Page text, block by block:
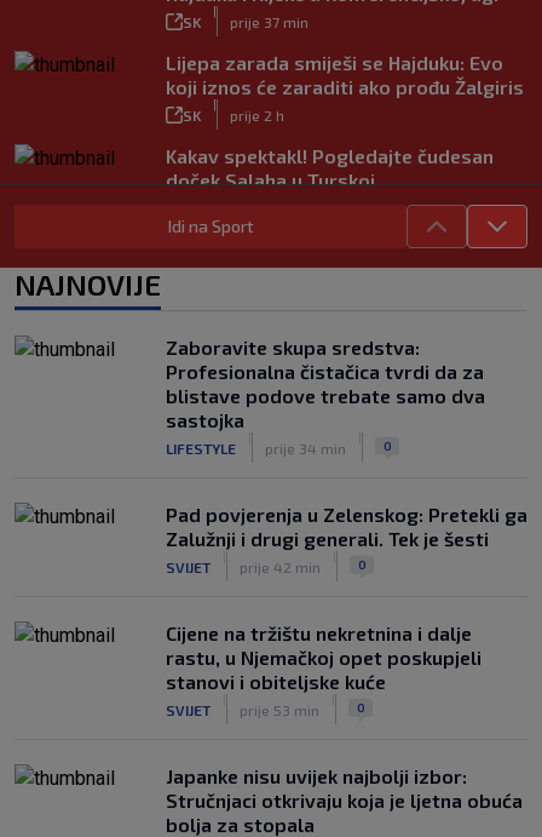
SK prije 37 min
Lijepa zarada smiješi se Hajduku: Evo
koji iznos će zaraditi ako prođu Žalgiris
SK prije 2 h
Kakav spektakl! Pogledajte čudesan
doček Salaha u Turskoj
Neočekivani problemi za Dinamo:
Mišićeva zamjena zapela u Beogradu
Idi na Sport
NAJNOVIJE
Zaboravite skupa sredstva:
Profesionalna čistačica tvrdi da za
blistave podove trebate samo dva
sastojka
LIFESTYLE prije 34 min 0
Pad povjerenja u Zelenskog: Pretekli ga
Zalužnji i drugi generali. Tek je šesti
SVIJET prije 42 min 0
Cijene na tržištu nekretnina i dalje
rastu, u Njemačkoj opet poskupjeli
stanovi i obiteljske kuće
SVIJET prije 53 min 0
Japanke nisu uvijek najbolji izbor:
Stručnjaci otkrivaju koja je ljetna obuća
bolja za stopala